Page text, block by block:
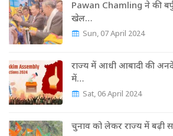
Pawan Chamling ने की
खेल…
Sun, 07 April 2024
राज्‍य में आधी आबादी की
में…
Sat, 06 April 2024
चुनाव को लेकर राज्‍य में बढ़ी